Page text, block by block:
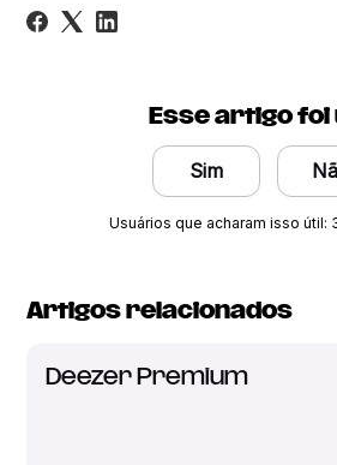
Esse artigo foi
Sim
Usuários que acharam isso útil:
Artigos relacionados
Deezer Premium